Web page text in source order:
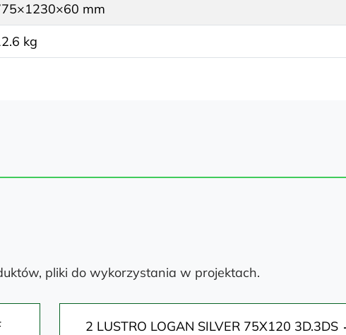
mm
kg
pliki do wykorzystania w projektach.
2 LUSTRO LOGAN SILVER 75X120 3D.3DS